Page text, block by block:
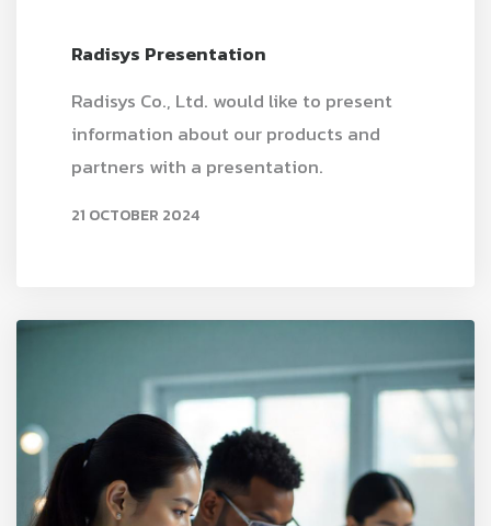
Radisys Presentation
Radisys Co., Ltd. would like to present
information about our products and
partners with a presentation.
21 OCTOBER 2024